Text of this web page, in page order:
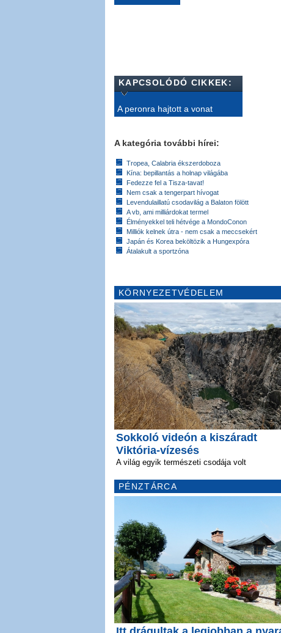
KAPCSOLÓDÓ CIKKEK:
A peronra hajtott a vonat
A kategória további hírei:
Tropea, Calabria ékszerdoboza
Kína: bepillantás a holnap világába
Fedezze fel a Tisza-tavat!
Nem csak a tengerpart hívogat
Levendulaillatú csodavilág a Balaton fölött
A vb, ami milliárdokat termel
Élményekkel teli hétvége a MondoConon
Milliók kelnek útra - nem csak a meccsekért
Japán és Korea beköltözik a Hungexpóra
Átalakult a sportzóna
KÖRNYEZETVÉDELEM
Sokkoló videón a kiszáradt
Viktória-vízesés
A világ egyik természeti csodája volt
PÉNZTÁRCA